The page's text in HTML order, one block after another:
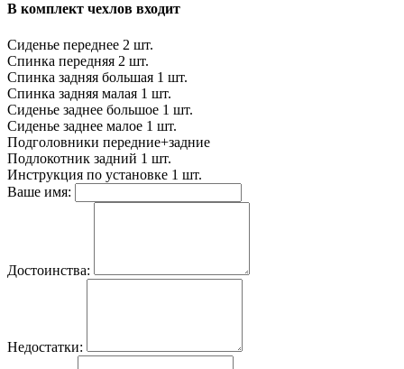
В комплект чехлов входит
Сиденье переднее 2 шт.
Спинка передняя 2 шт.
Спинка задняя большая 1 шт.
Спинка задняя малая 1 шт.
Сиденье заднее большое 1 шт.
Сиденье заднее малое 1 шт.
Подголовники передние+задние
Подлокотник задний 1 шт.
Инструкция по установке 1 шт.
Ваше имя:
Достоинства:
Недостатки: